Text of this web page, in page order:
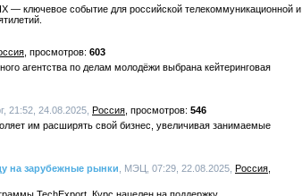
— ключевое событие для российской телекоммуникационной и
603
агентства по делам молодёжи выбрана кейтеринговая
21:52, 24.08.2025, Россия
546
им расширять свой бизнес, увеличивая занимаемые
на зарубежные рынки , МЭЦ, 07:29, 22.08.2025, Россия